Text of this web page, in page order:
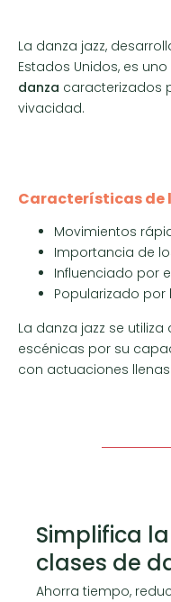
La danza jazz,
Estados Unidos, es
danza caracterizados
vivacidad.
Características de
Movimientos
Importancia de
Influenciado por
Popularizado
La danza jazz se
escénicas por su
con actuaciones
Simplifica
clases de
Ahorra tiempo,